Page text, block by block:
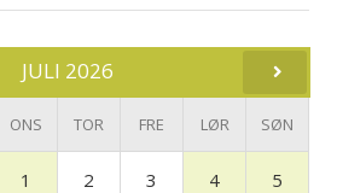
JULI 2026
ONS TOR FRE LØR SØN
1 2 3 4 5